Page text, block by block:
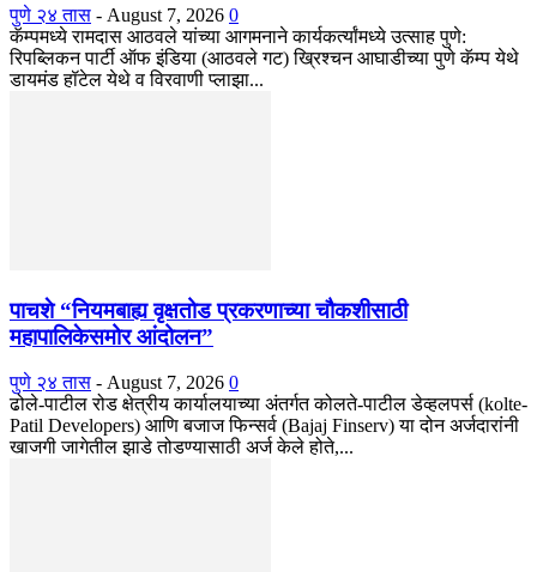
पुणे २४ तास - August 7, 2026 0
कॅम्पमध्ये रामदास आठवले यांच्या आगमनाने कार्यकर्त्यांमध्ये उत्साह पुणे:
रिपब्लिकन पार्टी ऑफ इंडिया (आठवले गट) ख्रिश्चन आघाडीच्या पुणे कॅम्प येथे
डायमंड हॉटेल येथे व विरवाणी प्लाझा...
पाचशे “नियमबाह्य वृक्षतोड प्रकरणाच्या चौकशीसाठी
महापालिकेसमोर आंदोलन”
पुणे २४ तास - August 7, 2026 0
ढोले-पाटील रोड क्षेत्रीय कार्यालयाच्या अंतर्गत कोलते-पाटील डेव्हलपर्स (kolte-
Patil Developers) आणि बजाज फिन्सर्व (Bajaj Finserv) या दोन अर्जदारांनी
खाजगी जागेतील झाडे तोडण्यासाठी अर्ज केले होते,...